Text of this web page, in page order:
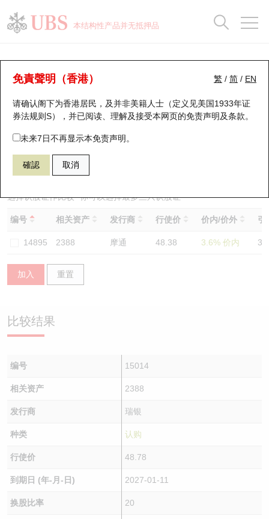
本结构性产品并无抵押品
繁 / 简 / EN
免責聲明（香港）
请确认阁下为香港居民，及并非美籍人士（定义见美国1933年证
券法规则S），并已阅读、理解及接受本网页的免责声明及条款。
未来7日不再显示本免责声明。
確認 取消
认股证分析仪
表现 街货统计 比较
15014 瑞银认购 2388 中银香港
选择认股证作比较*你可以选择最多三只认股证
编号 相关资产 发行商 行使价 价内/价外 引
14895 2388 摩通 48.38 3.6% 价内
加入 重置
比较结果
编号 15014
相关资产 2388
发行商 瑞银
种类 认购
行使价 48.78
到期日 (年-月-日) 2027-01-11
换股比率 20
瑞银认股证一览
新发行瑞银认股证
即将到期认股证
认股证到期结算价查找
认股证分析仪
认股证速算机
认股证/牛熊证日志
认股证文件及公告
街货统计
比较
牛熊全景快搜
牛熊证搜寻
牛熊证街货分布图
正股牛熊证列表
新发行瑞银牛熊证
已收回牛熊证剩余价值
牛熊证到期结算价查找
牛熊证分析仪
牛熊证文件及公告 (瑞信)
街货统计
比较
十大升幅/跌幅
十大认股证成交分布
十天股证占大市成交
资金流
街货统计
三十大平均引伸波幅
正股分析仪
二十大活跃股份
恒指成份股
国指成份股
科指成份股
相关资产沽空
中资ETFs溢价比较
AH 股价对照
收市竞价变化
持股比重
显示所有持股比重
每月轮证大市专题
轮证专栏
讲座及教育短片
认股证投资者教育
牛熊证投资者教育
认股证牛熊证常问问题